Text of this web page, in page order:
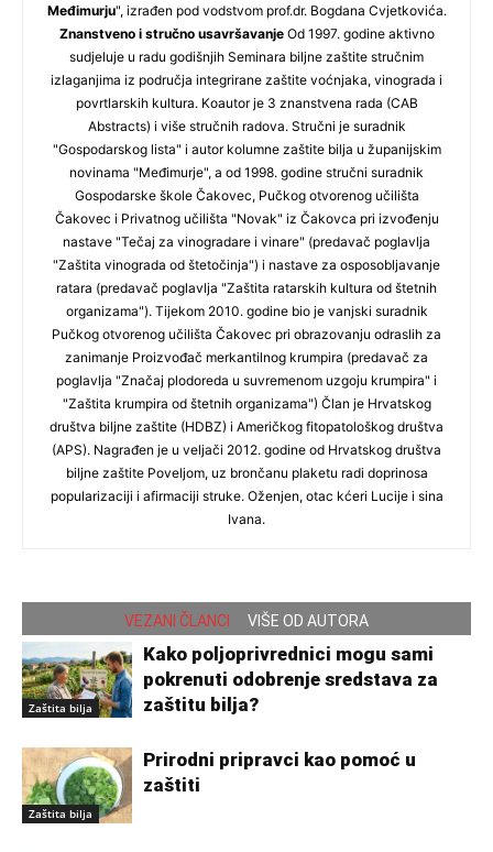
Međimurju", izrađen pod vodstvom prof.dr. Bogdana Cvjetkovića.
Znanstveno i stručno usavršavanje Od 1997. godine aktivno
sudjeluje u radu godišnjih Seminara biljne zaštite stručnim
izlaganjima iz područja integrirane zaštite voćnjaka, vinograda i
povrtlarskih kultura. Koautor je 3 znanstvena rada (CAB
Abstracts) i više stručnih radova. Stručni je suradnik
"Gospodarskog lista" i autor kolumne zaštite bilja u županijskim
novinama "Međimurje", a od 1998. godine stručni suradnik
Gospodarske škole Čakovec, Pučkog otvorenog učilišta
Čakovec i Privatnog učilišta "Novak" iz Čakovca pri izvođenju
nastave "Tečaj za vinogradare i vinare" (predavač poglavlja
"Zaštita vinograda od štetočinja") i nastave za osposobljavanje
ratara (predavač poglavlja "Zaštita ratarskih kultura od štetnih
organizama"). Tijekom 2010. godine bio je vanjski suradnik
Pučkog otvorenog učilišta Čakovec pri obrazovanju odraslih za
zanimanje Proizvođač merkantilnog krumpira (predavač za
poglavlja "Značaj plodoreda u suvremenom uzgoju krumpira" i
"Zaštita krumpira od štetnih organizama") Član je Hrvatskog
društva biljne zaštite (HDBZ) i Američkog fitopatološkog društva
(APS). Nagrađen je u veljači 2012. godine od Hrvatskog društva
biljne zaštite Poveljom, uz brončanu plaketu radi doprinosa
popularizaciji i afirmaciji struke. Oženjen, otac kćeri Lucije i sina
Ivana.
VEZANI ČLANCI VIŠE OD AUTORA
Zaštita bilja
Kako poljoprivrednici mogu sami
pokrenuti odobrenje sredstava za
zaštitu bilja?
Zaštita bilja
Prirodni pripravci kao pomoć u
zaštiti